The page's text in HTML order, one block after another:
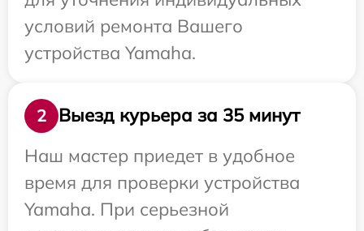
условий ремонта Вашего
устройства Yamaha.
2
Выезд курьера за 35 минут
Наш мастер приедет в удобное
время для проверки устройства
Yamaha. При серьезной